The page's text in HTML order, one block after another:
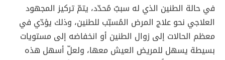
في حالة الطنين الذي له سببٌ مُحدّد، يتمّ تركيز المجهود
العلاجي نحو علاج المرض المُسبّب للطنين، وذلك يؤدّي في
معظم الحالات إلى زوال الطنين أو انخفاضه إلى مستويات
بسيطة يسهل للمريض العيش معها، ولعلّ أسهل هذه